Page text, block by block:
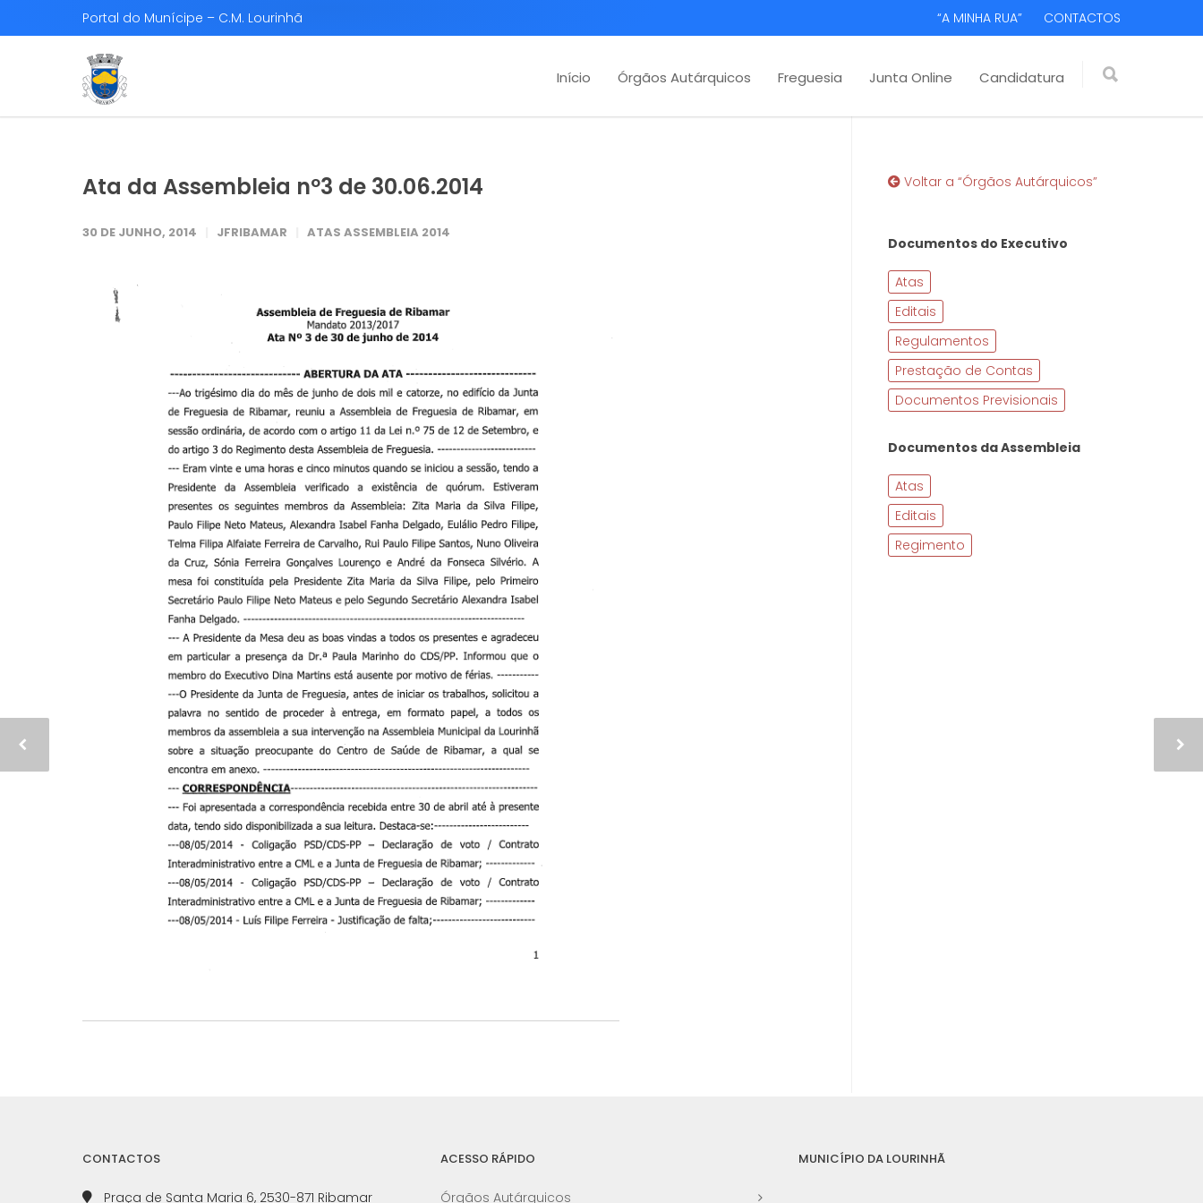
Portal do Munícipe – C.M. Lourinhã “A MINHA RUA” CONTACTOS
Início Órgãos Autárquicos Freguesia Junta Online Candidatura
Ata da Assembleia nº3 de 30.06.2014
30 DE JUNHO, 2014 JFRIBAMAR ATAS ASSEMBLEIA 2014
Voltar a “Órgãos Autárquicos”
Documentos do Executivo
Atas
Editais
Regulamentos
Prestação de Contas
Documentos Previsionais
Documentos da Assembleia
Atas
Editais
Regimento
CONTACTOS
Praça de Santa Maria 6, 2530-871 Ribamar
ACESSO RÁPIDO
Órgãos Autárquicos
MUNICÍPIO DA LOURINHÃ